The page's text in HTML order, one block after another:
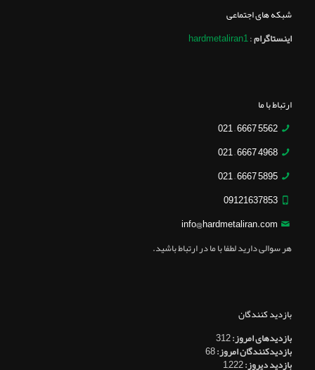
شبکه های اجتماعی
اینستاگرام:
hardmetaliran1
ارتباط با ما
5562 6667 – 021
4968 6667 – 021
5895 6667 – 021
09121637853
info@hardmetaliran.com
هر سوالی دارید لطفا با ما در ارتباط باشید.
بازدید کنندگان
بازدیدهای امروز:312
بازدیدکنندگان امروز:68
بازدید دیروز:1,222